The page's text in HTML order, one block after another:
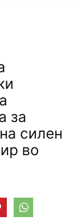
за
силен
во